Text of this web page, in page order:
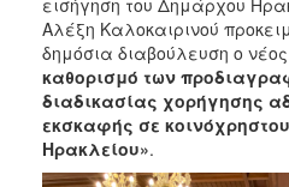
2018
2017
2016
2015
2013
Αλέξη Καλοκαιρινού
δημόσια διαβούλευση ο νέος
καθορισμό των
διαδικασίας χορήγησης
εκσκαφής σε
Ηρακλείου».